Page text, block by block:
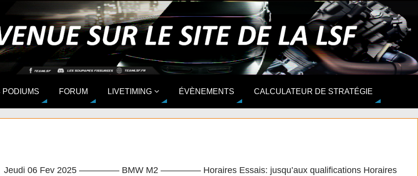
PODIUMS FORUM LIVETIMING ÉVÈNEMENTS CALCULATEUR DE STRATÉGIE
Jeudi 06 Fev 2025 ————– BMW M2 ————– Horaires Essais: jusqu’aux qualifications Horaires